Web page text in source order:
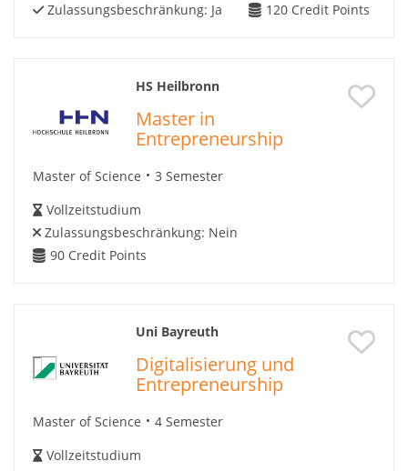
Zulassungsbeschränkung: Ja 120 Credit Points
HS Heilbronn
Master in
Entrepreneurship
Master of Science
3 Semester
Vollzeitstudium
Zulassungsbeschränkung: Nein
90 Credit Points
Uni Bayreuth
Digitalisierung und
Entrepreneurship
Master of Science
4 Semester
Vollzeitstudium